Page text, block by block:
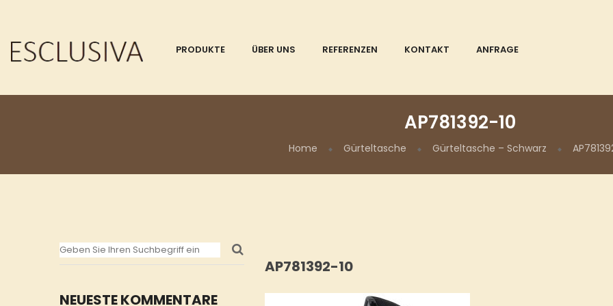
PRODUKTE ÜBER UNS REFERENZEN KONTAKT ANFRAGE
AP781392-10
Home Gürteltasche Gürteltasche – Schwarz
NEUESTE KOMMENTARE
AP781392-10